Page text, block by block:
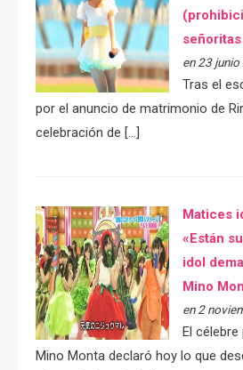
en 23
Tras el
por el anuncio de matrimonio de
celebración de […]
Matices
«Están
idol
Mino
en 2
El
Mino Monta declaró hoy lo que